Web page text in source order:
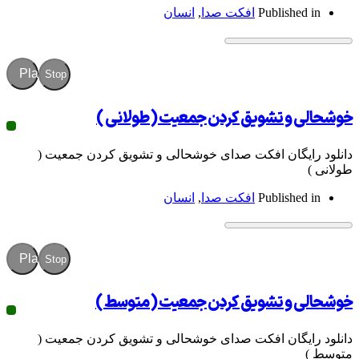
افکت صدا,انسان
تشویق کردن جمعیت ( طولانی )
افکت صدای خوشحالی و تشویق کردن جمعیت (
افکت صدا,انسان
تشویق کردن جمعیت ( متوسط )
افکت صدای خوشحالی و تشویق کردن جمعیت (